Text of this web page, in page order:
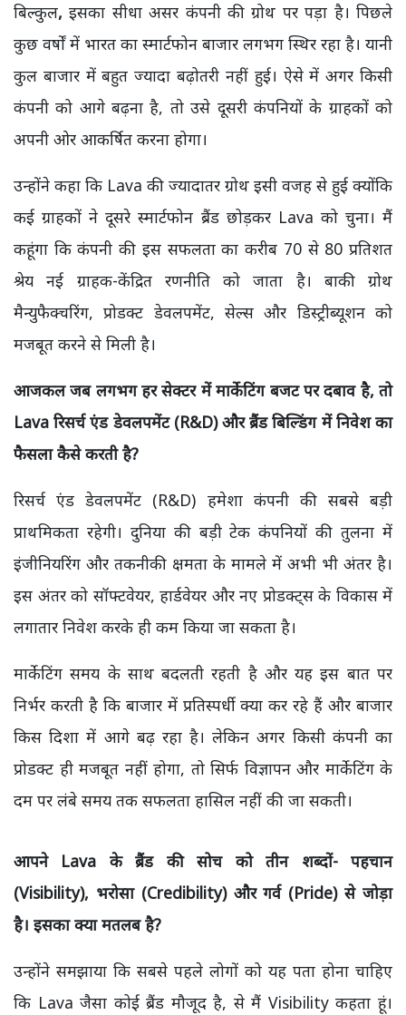
बिल्कुल,इसका सीधा असर कंपनी की ग्रोथ पर पड़ा है। पिछले
कुछ वर्षों में भारत का स्मार्टफोन बाजार लगभग स्थिर रहा है। यानी
कुल बाजार में बहुत ज्यादा बढ़ोतरी नहीं हुई। ऐसे में अगर किसी
कंपनी को आगे बढ़ना है, तो उसे दूसरी कंपनियों के ग्राहकों को
अपनी ओर आकर्षित करना होगा।
उन्होंने कहा कि Lava की ज्यादातर ग्रोथ इसी वजह से हुई क्योंकि
कई ग्राहकों ने दूसरे स्मार्टफोन ब्रैंड छोड़कर Lava को चुना। मैं
कहूंगा कि कंपनी की इस सफलता का करीब 70 से 80 प्रतिशत
श्रेय नई ग्राहक-केंद्रित रणनीति को जाता है। बाकी ग्रोथ
मैन्युफैक्चरिंग, प्रोडक्ट डेवलपमेंट, सेल्स और डिस्ट्रीब्यूशन को
मजबूत करने से मिली है।
आजकल जब लगभग हर सेक्टर में मार्केटिंग बजट पर दबाव है, तो
Lava रिसर्च एंड डेवलपमेंट (R&D) और ब्रैंड बिल्डिंग में निवेश का
फैसला कैसे करती है?
रिसर्च एंड डेवलपमेंट (R&D) हमेशा कंपनी की सबसे बड़ी
प्राथमिकता रहेगी। दुनिया की बड़ी टेक कंपनियों की तुलना में
इंजीनियरिंग और तकनीकी क्षमता के मामले में अभी भी अंतर है।
इस अंतर को सॉफ्टवेयर, हार्डवेयर और नए प्रोडक्ट्स के विकास में
लगातार निवेश करके ही कम किया जा सकता है।
मार्केटिंग समय के साथ बदलती रहती है और यह इस बात पर
निर्भर करती है कि बाजार में प्रतिस्पर्धी क्या कर रहे हैं और बाजार
किस दिशा में आगे बढ़ रहा है। लेकिन अगर किसी कंपनी का
प्रोडक्ट ही मजबूत नहीं होगा, तो सिर्फ विज्ञापन और मार्केटिंग के
दम पर लंबे समय तक सफलता हासिल नहीं की जा सकती।
आपने Lava के ब्रैंड की सोच को तीन शब्दों- पहचान
(Visibility), भरोसा (Credibility) और गर्व (Pride)से जोड़ा
है। इसका क्या मतलब है?
उन्होंने समझाया कि सबसे पहले लोगों को यह पता होना चाहिए
कि Lava जैसा कोई ब्रैंड मौजूद है, से मैं Visibility कहता हूं।